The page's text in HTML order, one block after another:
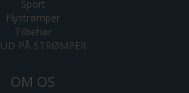
Sport
Flystrømper
Tilbehør
PÅ STRØMPER
OM OS